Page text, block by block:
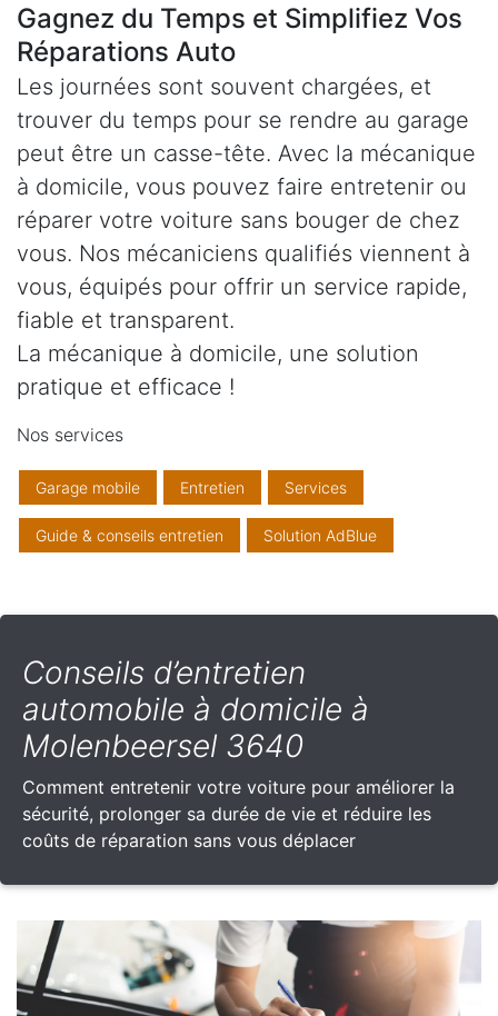
Gagnez du Temps et Simplifiez Vos
Réparations Auto
Les journées sont souvent chargées, et
trouver du temps pour se rendre au garage
peut être un casse-tête. Avec la mécanique
à domicile, vous pouvez faire entretenir ou
réparer votre voiture sans bouger de chez
vous. Nos mécaniciens qualifiés viennent à
vous, équipés pour offrir un service rapide,
fiable et transparent.
La mécanique à domicile, une solution
pratique et efficace !
Nos services
Garage mobile Entretien Services
Guide & conseils entretien Solution AdBlue
Conseils d’entretien
automobile à domicile à
Molenbeersel 3640
Comment entretenir votre voiture pour améliorer la
sécurité, prolonger sa durée de vie et réduire les
coûts de réparation sans vous déplacer